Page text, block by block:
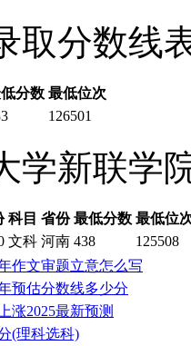
取分数线
分数 最低位次
126501
学新联学
科目 省份 最低分数 最低位
文科 河南 438
125508
作文审题立意怎么写
预估分数线多少分
涨2025最新预测
(理科选科)